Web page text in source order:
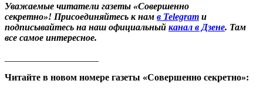
Уважаемые читатели газеты «Совершенно
секретно»! Присоединяйтесь к нам в Telegram и
подписывайтесь на наш официальный канал в Дзене. Там
все самое интересное.
Читайте в новом номере газеты «Совершенно секретно»: